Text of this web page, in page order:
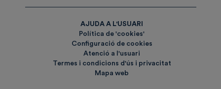
AJUDA A L'USUARI
Política de 'cookies'
Configuració de cookies
Atenció a l'usuari
Termes i condicions d'ús i privacitat
Mapa web